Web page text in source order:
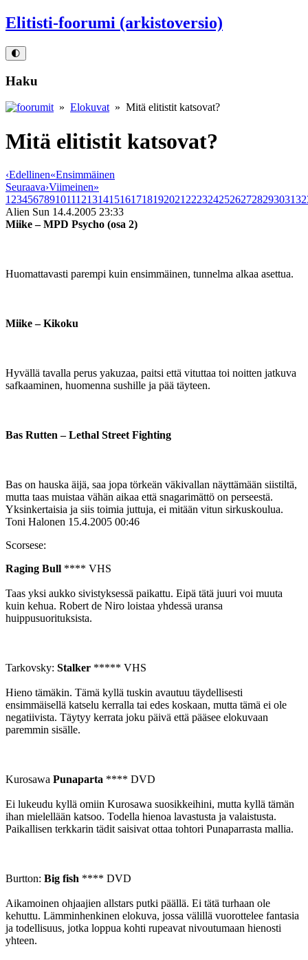
Elitisti-foorumi (arkistoversio)
🌓
Haku
» Elokuvat » Mitä elitistit katsovat?
Mitä elitistit katsovat?
‹Edellinen«Ensimmäinen
Seuraava›Viimeinen»
1 23456789101112131415161718192021 2223242526272829303132
Alien Sun 14.4.2005 23:33
Miike – MPD Psycho (osa 2)
Huomattavasti parempi kuin ensimmäinen, tunnelma alkaa asettua.
Miike – Kikoku
Hyvällä tavalla perus yakuzaa, paitsi että vituttaa toi noitten jatkuva
safkaaminen, huomenna sushille ja pää täyteen.
Bas Rutten – Lethal Street Fighting
Bas on hauska äijä, saa jopa törkeän väkivallan näyttämään siistiltä,
mutta taas muistaa vähän aikaa että snagarimättö on perseestä.
Yksinkertaisia ja siis toimia juttuja, ei mitään vitun sirkuskoulua.
Toni Halonen 15.4.2005 00:46
Scorsese:
Raging Bull **** VHS
Taas yksi aukko sivistyksessä paikattu. Eipä tätä juuri voi muuta
kuin kehua. Robert de Niro loistaa yhdessä uransa
huippusuorituksista.
Tarkovsky: Stalker ***** VHS
Hieno tämäkin. Tämä kyllä tuskin avautuu täydellisesti
ensimmäisellä katselu kerralla tai edes koskaan, mutta tämä ei ole
negatiivista. Täytyy kerrata joku päivä että pääsee elokuvaan
paremmin sisälle.
Kurosawa Punaparta **** DVD
Ei lukeudu kyllä omiin Kurosawa suosikkeihini, mutta kyllä tämän
ihan mielellään katsoo. Todella hienoa lavastusta ja valaistusta.
Paikallisen terkkarin tädit saisivat ottaa tohtori Punaparrasta mallia.
Burtton: Big fish **** DVD
Aikamoinen ohjaajien allstars putki päällä. Ei tätä turhaan ole
kehuttu. Lämminhenkinen elokuva, jossa välillä vuorottelee fantasia
ja todellisuus, jotka loppua kohti rupeavat nivoutumaan hienosti
yhteen.